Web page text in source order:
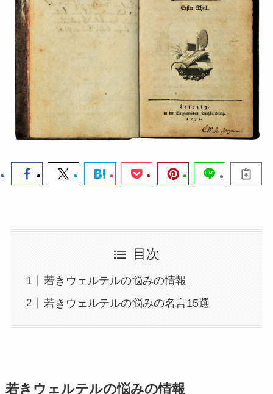
目次
若きウェルテルの悩みの情報
若きウェルテルの悩みの名言15選
若きウェルテルの悩みの情報